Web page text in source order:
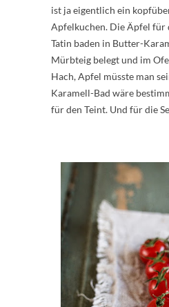
ist ja eigentlich ein
Apfelkuchen. Die Äpfel für
Tatin baden in Butter-
Mürbteig belegt und im
Hach, Apfel müsste man
Karamell-Bad wäre
für den Teint. Und für die